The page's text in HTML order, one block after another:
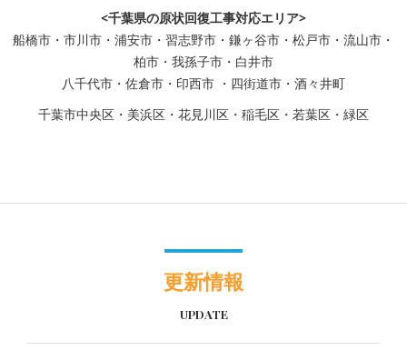
<千葉県の原状回復工事対応エリア>
船橋市・市川市・浦安市・習志野市・鎌ヶ谷市・松戸市・流山市・
柏市・我孫子市・白井市
八千代市・佐倉市・印西市 ・四街道市・酒々井町
千葉市中央区・美浜区・花見川区・稲毛区・若葉区・緑区
更新情報
UPDATE